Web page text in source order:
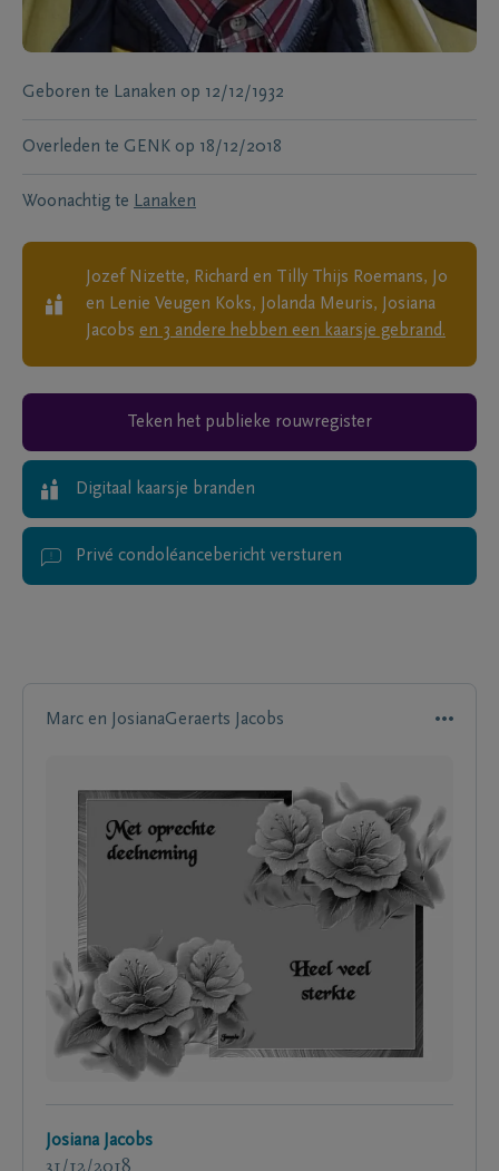
Geboren te Lanaken op 12/12/1932
Overleden te GENK op 18/12/2018
Woonachtig te Lanaken
Jozef Nizette, Richard en Tilly Thijs Roemans, Jo
en Lenie Veugen Koks, Jolanda Meuris, Josiana
Jacobs en 3 andere hebben een kaarsje gebrand.
Teken het publieke rouwregister
Digitaal kaarsje branden
Privé condoléancebericht versturen
Marc en JosianaGeraerts Jacobs
Josiana Jacobs
31/12/2018